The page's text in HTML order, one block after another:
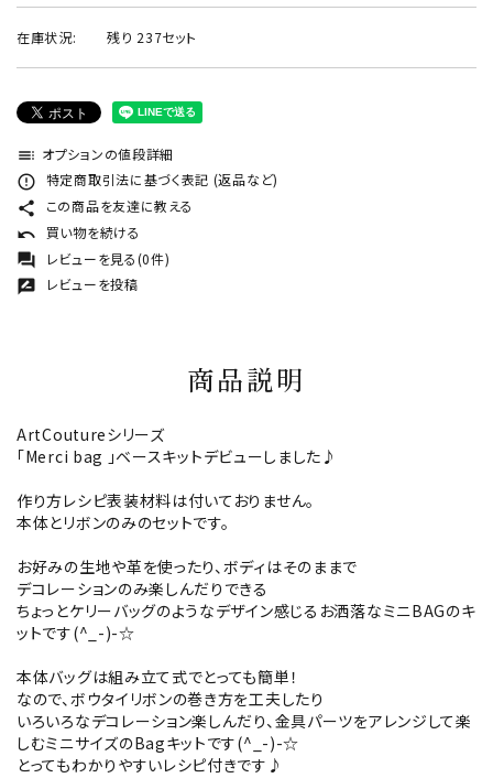
在庫状況: 残り 237セット
toc オプションの値段詳細
error_outline 特定商取引法に基づく表記 (返品など)
share この商品を友達に教える
undo 買い物を続ける
forum レビューを見る(0件)
rate_review レビューを投稿
商品説明
ArtCoutureシリーズ
「Merci bag 」ベースキットデビューしました♪
作り方レシピ表装材料は付いておりません。
本体とリボンのみのセットです。
お好みの生地や革を使ったり、ボディはそのままで
デコレーションのみ楽しんだりできる
ちょっとケリーバッグのようなデザイン感じるお洒落なミニBAGのキ
ットです(^_-)-☆
本体バッグは組み立て式でとっても簡単！
なので、ボウタイリボンの巻き方を工夫したり
いろいろなデコレーション楽しんだり、金具パーツをアレンジして楽
しむミニサイズのBagキットです(^_-)-☆
とってもわかりやすいレシピ付きです♪